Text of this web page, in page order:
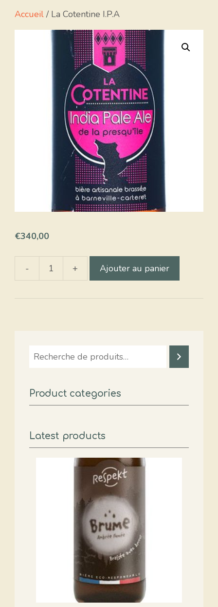
Accueil / La Cotentine I.P.A
€340,00
-
quantité
La
+ Ajouter au panier
Recherche
Product categories
Latest products